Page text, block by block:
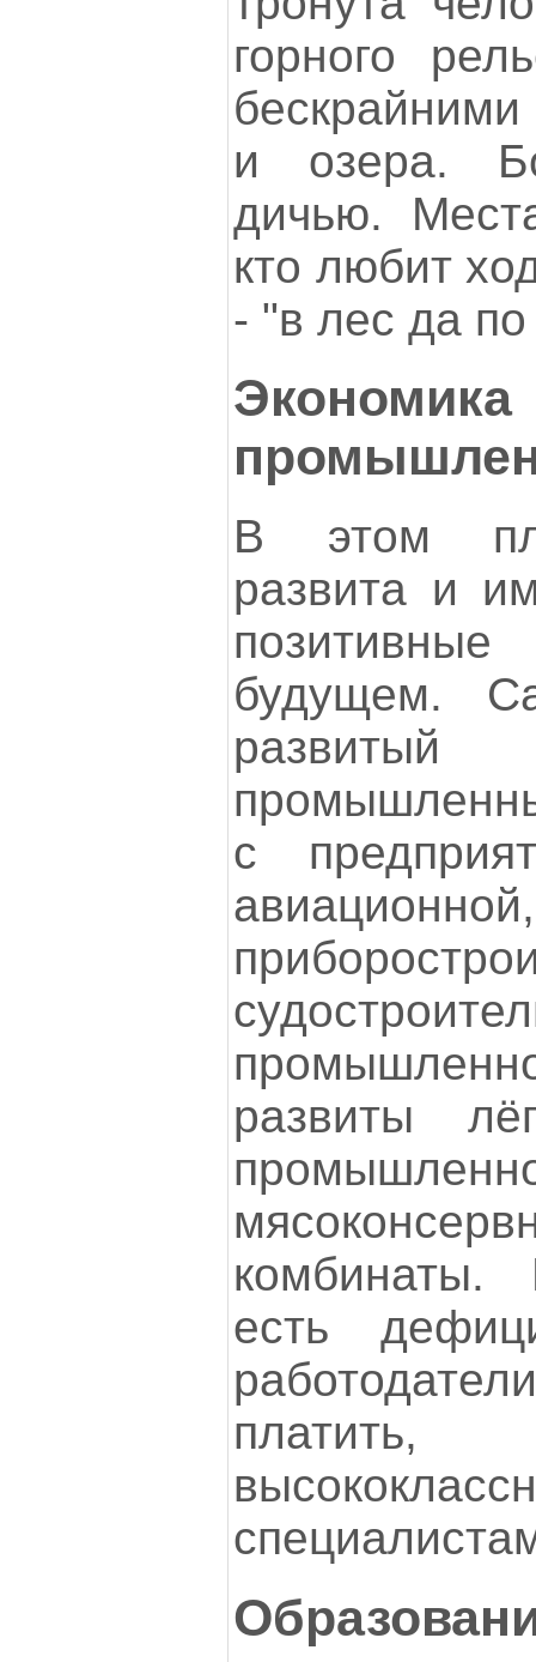
горного
и озера.
дичью.
кто любит
- "в лес да
В этом
развита и
будущем.
с
авиационной,
развиты
есть